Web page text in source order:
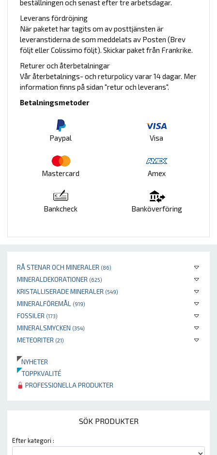
RÅ STENAR OCH MINERALER (86)
MINERALDEKORATIONER (625)
KRISTALLISERADE MINERALER (549)
MINERALFÖREMÅL (919)
FOSSILER (173)
MINERALSMYCKEN (354)
METEORITER (21)
NYHETER
TOPPKVALITÉ
PROFESSIONELLA PRODUKTER
SÖK PRODUKTER
Efter kategori :
beställningen och senast efter tre arbetsdagar.
Leverans fördröjning
När paketet har tagits om av posttjänsten är
leveranstiderna de som meddelats av Posten (Brev
följt eller Colissimo följt). Skickar paket från Frankrike.
Returer och återbetalningar
Vår återbetalnings- och returpolicy varar 14 dagar. Mer
information finns på sidan "retur och leverans".
Betalningsmetoder
Paypal Visa
Mastercard Amex
Bankcheck Banköverföring